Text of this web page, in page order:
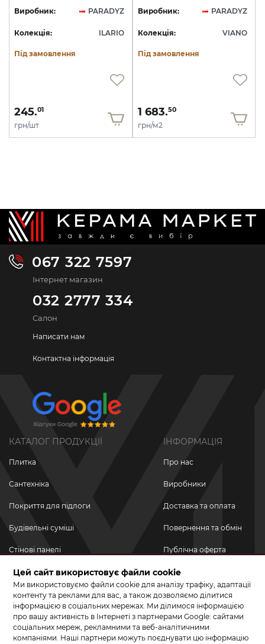
Виробник: PARADYZ
Колекція: ILARIO
Під замовлення
245.01
грн/шт
Виробник: PARADYZ
Колекція: VIANO
Під замовлення
1 683.50
грн/м2
067 322 7597
Інтернет магазин
032 2777 334
Салон
Написати нам
Контактна інформація
КАТАЛОГ ПРОДУКЦІЇ
Плитка
Сантехніка
Покриття для підлоги
Будівельні суміші
Стінові панелі
Новинки
Акційні товари
Акції/Знижки
ІНФОРМАЦІЯ
Про нас
Виробники
Доставка та оплата
Повернення та обмін
Публічна оферта
Політика
конфіденційності
ПРИЄДНУЙТЕСЬ ДО НАС У СОЦМЕРЕЖАХ
Цей сайт використовує файли cookie
Ми використовуємо файли cookie для аналізу трафіку, адаптації
контенту та реклами для вас, а також дозволяємо ділитися
інформацією в соціальних мережах. Ми ділимося інформацією
про вашу активність в Інтернеті з партнерами Google: сайтами
соціальних мереж, рекламними та веб-аналітичними
компаніями. Наші партнери можуть поєднувати цю інформацію